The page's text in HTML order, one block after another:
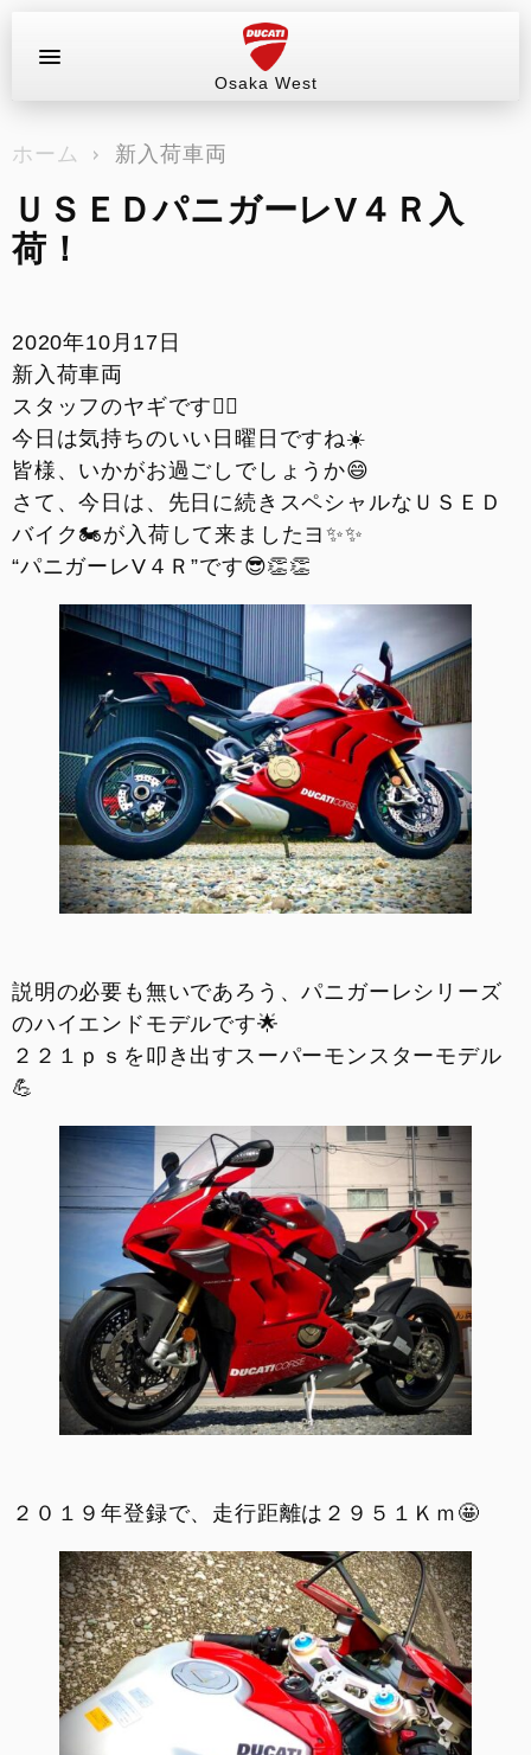
Osaka West
ラインアップ
サービス情報
試乗車
イベント&ツーリング
販売情報
お支払いシミュレーション
コンフィギュレーター
お問い合わせ
ホーム 新入荷車両
ＵＳＥＤパニガーレV４Ｒ入
荷！
2020年10月17日
新入荷車両
スタッフのヤギです🙇‍♂️
今日は気持ちのいい日曜日ですね☀️
皆様、いかがお過ごしでしょうか😄
さて、今日は、先日に続きスペシャルなＵＳＥＤ
バイク🏍が入荷して来ましたヨ✨✨
“パニガーレV４Ｒ”です😎👏👏
説明の必要も無いであろう、パニガーレシリーズ
のハイエンドモデルです🌟
２２１ｐｓを叩き出すスーパーモンスターモデル
💪
２０１９年登録で、走行距離は２９５１Ｋｍ🤩